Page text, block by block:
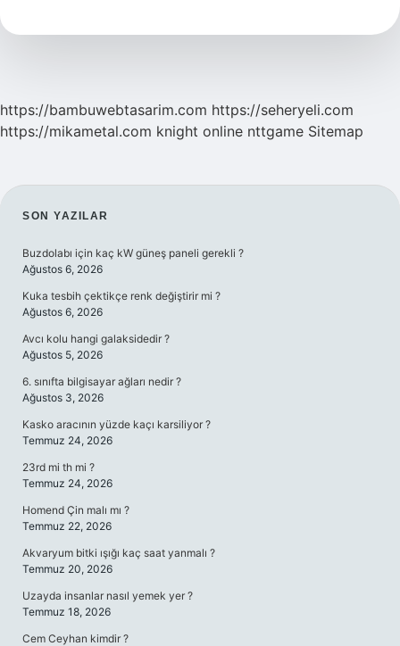
Demek
https://bambuwebtasarim.com https://seheryeli.com
https://mikametal.com knight online nttgame Sitemap
SIDEBAR
SON YAZILAR
Buzdolabı için kaç kW güneş paneli gerekli ?
Ağustos 6, 2026
Kuka tesbih çektikçe renk değiştirir mi ?
Ağustos 6, 2026
Avcı kolu hangi galaksidedir ?
Ağustos 5, 2026
6. sınıfta bilgisayar ağları nedir ?
Ağustos 3, 2026
Kasko aracının yüzde kaçı karsiliyor ?
Temmuz 24, 2026
23rd mi th mi ?
Temmuz 24, 2026
Homend Çin malı mı ?
Temmuz 22, 2026
Akvaryum bitki ışığı kaç saat yanmalı ?
Temmuz 20, 2026
Uzayda insanlar nasıl yemek yer ?
Temmuz 18, 2026
Cem Ceyhan kimdir ?